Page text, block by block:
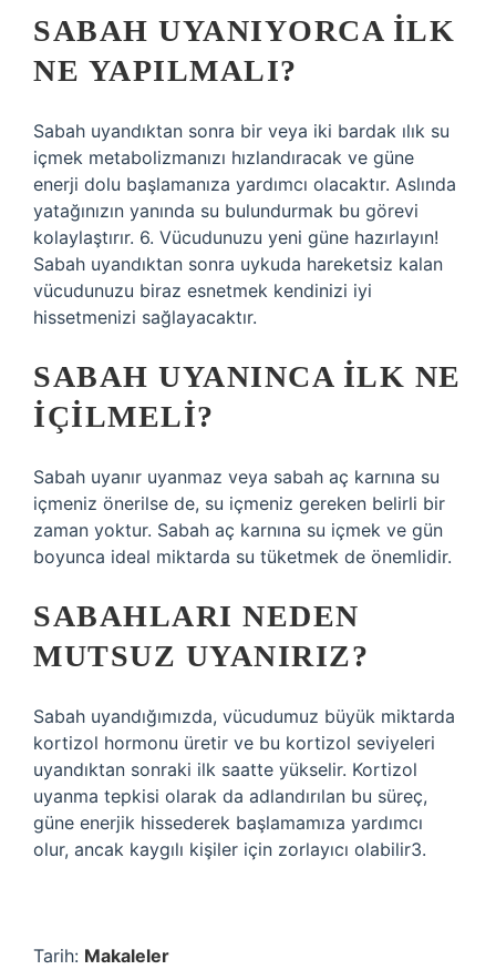
SABAH UYANIYORCA ILK
NE YAPILMALI?
Sabah uyandıktan sonra bir veya iki bardak ılık su
içmek metabolizmanızı hızlandıracak ve güne
enerji dolu başlamanıza yardımcı olacaktır. Aslında
yatağınızın yanında su bulundurmak bu görevi
kolaylaştırır. 6. Vücudunuzu yeni güne hazırlayın!
Sabah uyandıktan sonra uykuda hareketsiz kalan
vücudunuzu biraz esnetmek kendinizi iyi
hissetmenizi sağlayacaktır.
SABAH UYANINCA ILK NE
IÇILMELI?
Sabah uyanır uyanmaz veya sabah aç karnına su
içmeniz önerilse de, su içmeniz gereken belirli bir
zaman yoktur. Sabah aç karnına su içmek ve gün
boyunca ideal miktarda su tüketmek de önemlidir.
SABAHLARI NEDEN
MUTSUZ UYANIRIZ?
Sabah uyandığımızda, vücudumuz büyük miktarda
kortizol hormonu üretir ve bu kortizol seviyeleri
uyandıktan sonraki ilk saatte yükselir. Kortizol
uyanma tepkisi olarak da adlandırılan bu süreç,
güne enerjik hissederek başlamamıza yardımcı
olur, ancak kaygılı kişiler için zorlayıcı olabilir3.
Tarih: Makaleler